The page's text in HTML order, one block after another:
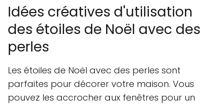
Idées créatives d'utilisation
des étoiles de Noël avec des
perles
Les étoiles de Noël avec des perles sont
parfaites pour décorer votre maison. Vous
pouvez les accrocher aux fenêtres pour un